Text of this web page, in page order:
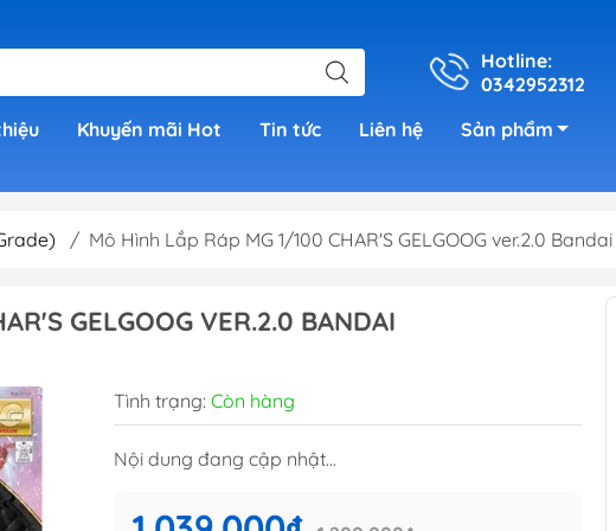
Hotline:
0342952312
Khuyến mãi Hot Tin tức Liên hệ Sản phẩm
/ Mô Hình Lắp Ráp MG 1/100 CHAR'S GELGOOG ver.2.0 Bandai
GELGOOG VER.2.0 BANDAI
Tình trạng: Còn hàng
Nội dung đang cập nhật...